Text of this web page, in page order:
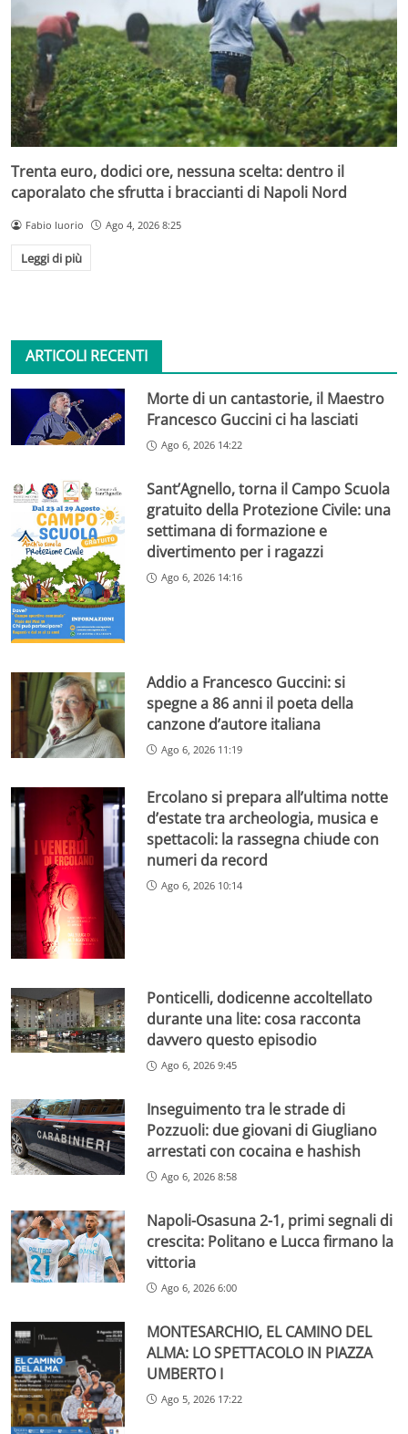
Trenta euro, dodici ore, nessuna scelta: dentro il
caporalato che sfrutta i braccianti di Napoli Nord
Fabio Iuorio Ago 4, 2026 8:25
Leggi di più
ARTICOLI RECENTI
Morte di un cantastorie, il Maestro
Francesco Guccini ci ha lasciati
Ago 6, 2026 14:22
Sant’Agnello, torna il Campo Scuola
gratuito della Protezione Civile: una
settimana di formazione e
divertimento per i ragazzi
Ago 6, 2026 14:16
Addio a Francesco Guccini: si
spegne a 86 anni il poeta della
canzone d’autore italiana
Ago 6, 2026 11:19
Ercolano si prepara all’ultima notte
d’estate tra archeologia, musica e
spettacoli: la rassegna chiude con
numeri da record
Ago 6, 2026 10:14
Ponticelli, dodicenne accoltellato
durante una lite: cosa racconta
davvero questo episodio
Ago 6, 2026 9:45
Inseguimento tra le strade di
Pozzuoli: due giovani di Giugliano
arrestati con cocaina e hashish
Ago 6, 2026 8:58
Napoli-Osasuna 2-1, primi segnali di
crescita: Politano e Lucca firmano la
vittoria
Ago 6, 2026 6:00
MONTESARCHIO, EL CAMINO DEL
ALMA: LO SPETTACOLO IN PIAZZA
UMBERTO I
Ago 5, 2026 17:22